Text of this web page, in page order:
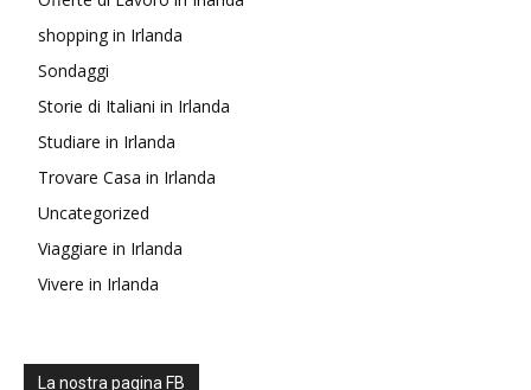
shopping in Irlanda
Sondaggi
Storie di Italiani in Irlanda
Studiare in Irlanda
Trovare Casa in Irlanda
Uncategorized
Viaggiare in Irlanda
Vivere in Irlanda
La nostra pagina FB